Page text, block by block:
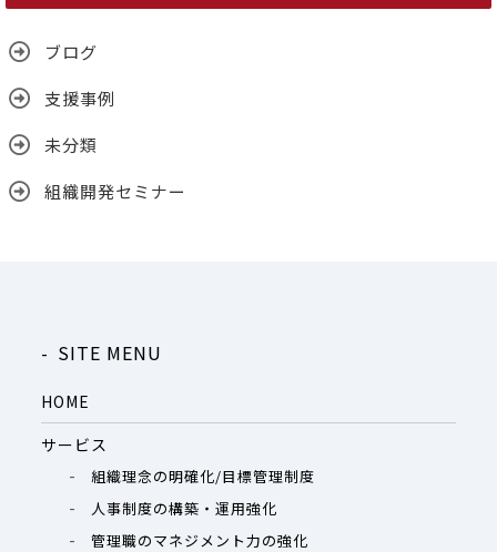
ブログ
支援事例
未分類
組織開発セミナー
SITE MENU
HOME
サービス
組織理念の明確化/目標管理制度
人事制度の構築・運用強化
管理職のマネジメント力の強化